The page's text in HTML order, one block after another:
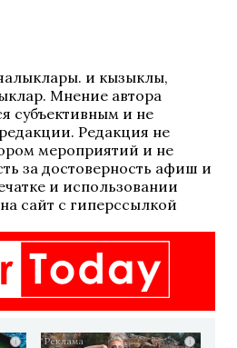
иң кызыклы,
Мнение автора
субъективным и не
Редакция не
мероприятий и не
за достоверность афиш и
и использовании
сайт с гиперссылкой
i i